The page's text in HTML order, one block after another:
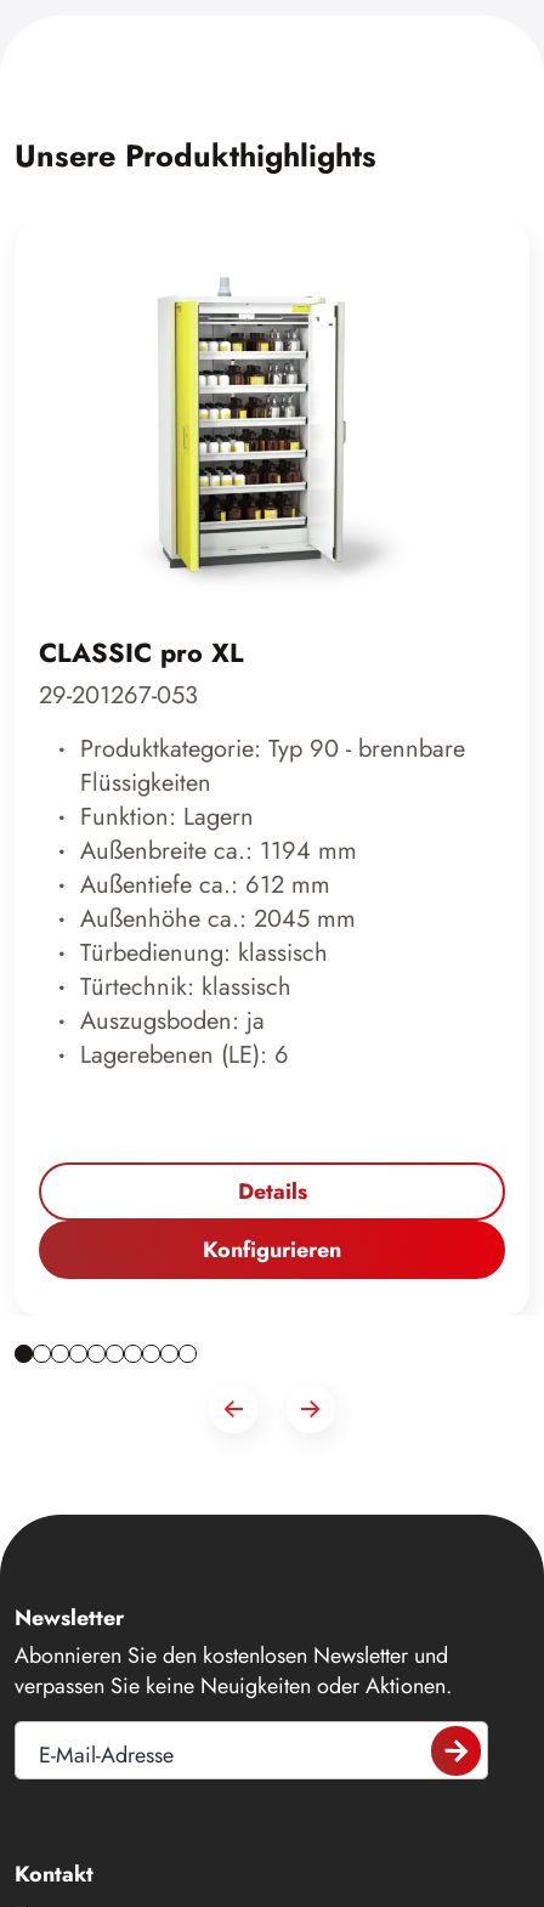
Unsere Produkthighlights
CLASSIC pro XL
29-201267-053
Produktkategorie: Typ 90 - brennbare
Flüssigkeiten
Funktion: Lagern
Außenbreite ca.: 1194 mm
Außentiefe ca.: 612 mm
Außenhöhe ca.: 2045 mm
Türbedienung: klassisch
Türtechnik: klassisch
Auszugsboden: ja
Lagerebenen (LE): 6
Details
Konfigurieren
Newsletter
Abonnieren Sie den kostenlosen Newsletter und
verpassen Sie keine Neuigkeiten oder Aktionen.
E-Mail-Adresse
Kontakt